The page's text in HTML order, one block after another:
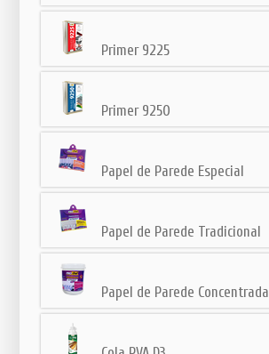
Primer 9225
Primer 9250
Papel de Parede Especial
Papel de Parede Tradicional
Papel de Parede Concentrada